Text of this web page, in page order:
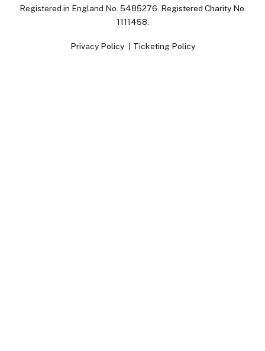
Registered in England No. 5485276. Registered Charity No.
1111458.
Privacy Policy Ticketing Policy